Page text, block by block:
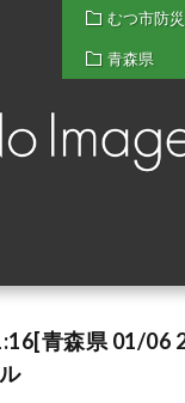
むつ市防
青森県
青森県 01/06